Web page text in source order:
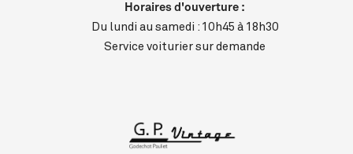
Horaires d'ouverture :
Du lundi au samedi : 10h45 à 18h30
Service voiturier sur demande